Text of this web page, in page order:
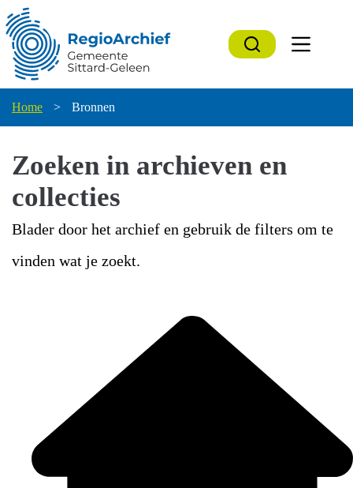
naar
de
inhoud
Home > Bronnen
Zoeken in archieven en
collecties
Blader door het archief en gebruik de filters om te
vinden wat je zoekt.